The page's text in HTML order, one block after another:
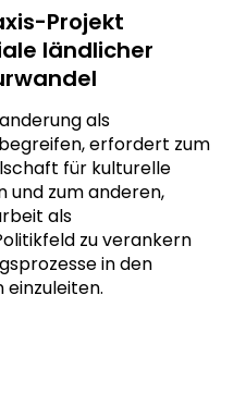
Projekt
ländlicher
als
erfordert zum
für kulturelle
und zum anderen,
als
zu verankern
in den